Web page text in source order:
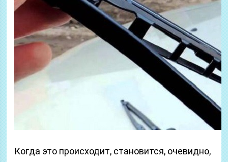
Когда это происходит, становится, очевидно,